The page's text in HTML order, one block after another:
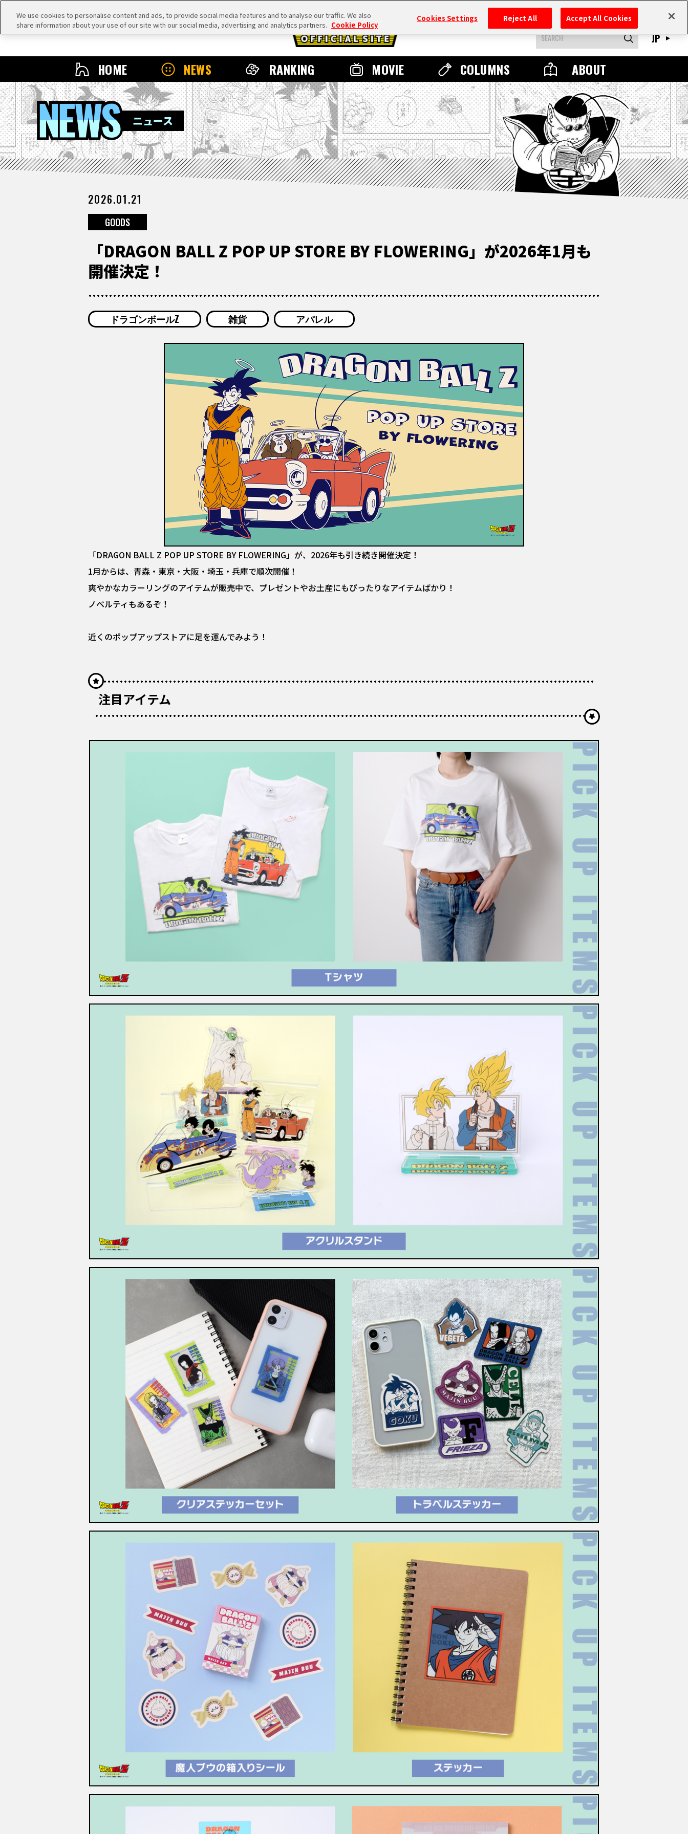
HOME NEWS RANKING MOVIE COLUMNS ABOUT
JP
NEWS
ニュース
2026.01.21
GOODS
「DRAGON BALL Z POP UP STORE BY FLOWERING」が2026年1月も
開催決定！
ドラゴンボールZ 雑貨 アパレル
「DRAGON BALL Z POP UP STORE BY FLOWERING」が、2026年も引き続き開催決定！
1月からは、青森・東京・大阪・埼玉・兵庫で順次開催！
爽やかなカラーリングのアイテムが販売中で、プレゼントやお土産にもぴったりなアイテムばかり！
ノベルティもあるぞ！
近くのポップアップストアに足を運んでみよう！
注目アイテム
We use cookies to personalise content and ads, to provide social media features and to analyse our traffic. We also
share information about your use of our site with our social media, advertising and analytics partners. Cookie Policy
Cookies Settings Reject All Accept All Cookies